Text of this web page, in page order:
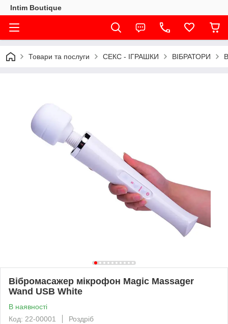
Intim Boutique
Товари та послуги СЕКС - ІГРАШКИ ВІБРАТОРИ
Вібромасажер мікрофон Magic Massager
Wand USB White
В наявності
Код: 22-00001
Роздріб